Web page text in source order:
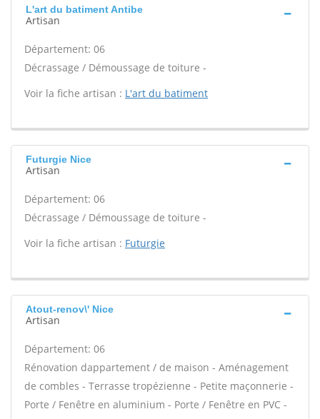
L'art du batiment Antibe
Artisan
Département: 06
Décrassage / Démoussage de toiture -
Voir la fiche artisan : L'art du batiment
Futurgie Nice
Artisan
Département: 06
Décrassage / Démoussage de toiture -
Voir la fiche artisan : Futurgie
Atout-renov\' Nice
Artisan
Département: 06
Rénovation dappartement / de maison - Aménagement
de combles - Terrasse tropézienne - Petite maçonnerie -
Porte / Fenêtre en aluminium - Porte / Fenêtre en PVC -